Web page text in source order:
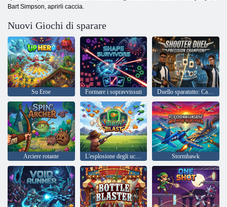
Bart Simpson, aprirli caccia.
Nuovi Giochi di sparare
Su Eroe Formare i sopravvissuti
Arciere rotante L'esplosione degli uccellini Stormhawk